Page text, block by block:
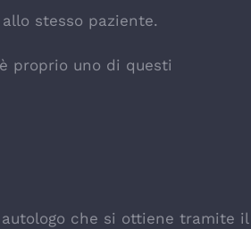
stesso paziente.
proprio uno di questi
che si ottiene tramite il